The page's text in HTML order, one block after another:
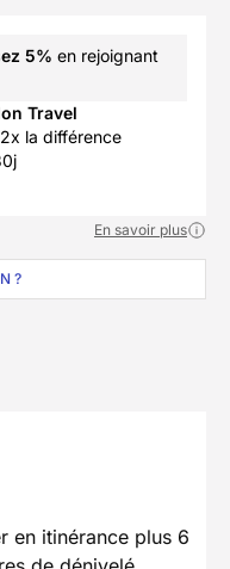
5% en rejoignant
Travel
la différence
En savoir plus
?
en itinérance plus 6